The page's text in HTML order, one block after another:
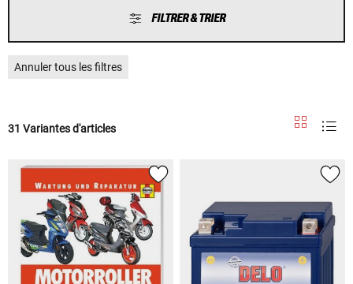
FILTRER & TRIER
Annuler tous les filtres
31 Variantes d'articles